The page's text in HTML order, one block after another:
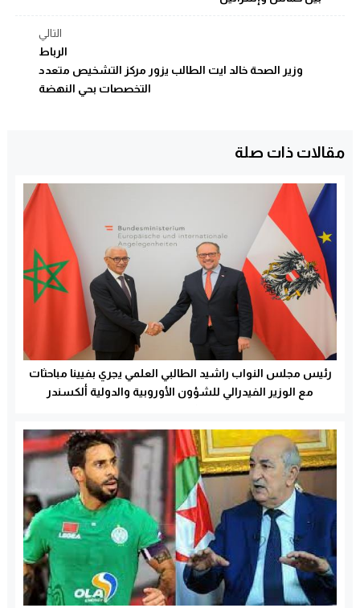
التالي
الرباط
وزير الصحة خالد ايت الطالب يزور مركز التشخيص متعدد
التخصصات بحي النهضة
مقالات ذات صلة
رئيس مجلس النواب راشيد الطالبي العلمي يجري بفيينا مباحثات
مع الوزير الفيدرالي للشؤون الأوروبية والدولية ألكسندر